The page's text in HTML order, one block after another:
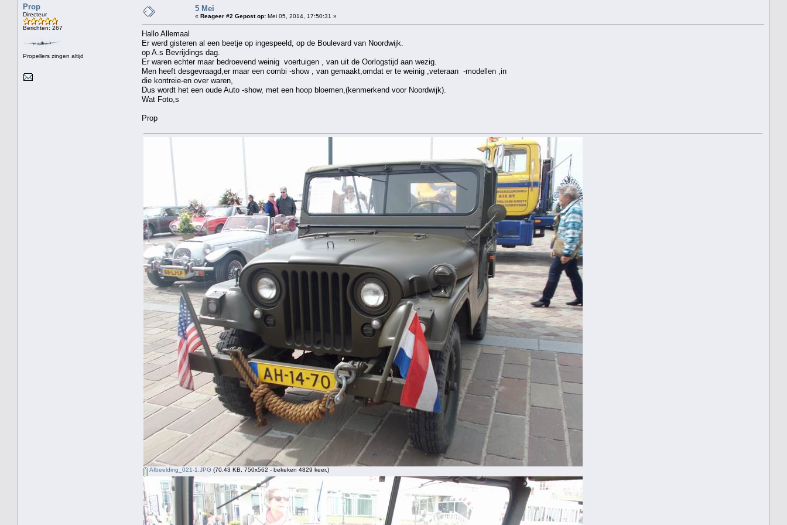
Prop
Directeur
Berichten: 267
Propellers zingen altijd
5 Mei
« Reageer #2 Gepost op: Mei 05, 2014, 17:50:31 »
Hallo Allemaal
Er werd gisteren al een beetje op ingespeeld, op de Boulevard van Noordwijk.
op A.s Bevrijdings dag.
Er waren echter maar bedroevend weinig voertuigen , van uit de Oorlogstijd aan wezig.
Men heeft desgevraagd,er maar een combi -show , van gemaakt,omdat er te weinig ,veteraan -modellen ,in
die kontreie-en over waren,
Dus wordt het een oude Auto -show, met een hoop bloemen,(kenmerkend voor Noordwijk).
Wat Foto,s
Prop
Afbeelding_021-1.JPG (70.43 KB, 750x562 - bekeken 4829 keer.)